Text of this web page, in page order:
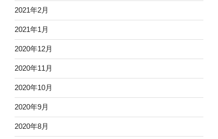
2021年2月
2021年1月
2020年12月
2020年11月
2020年10月
2020年9月
2020年8月